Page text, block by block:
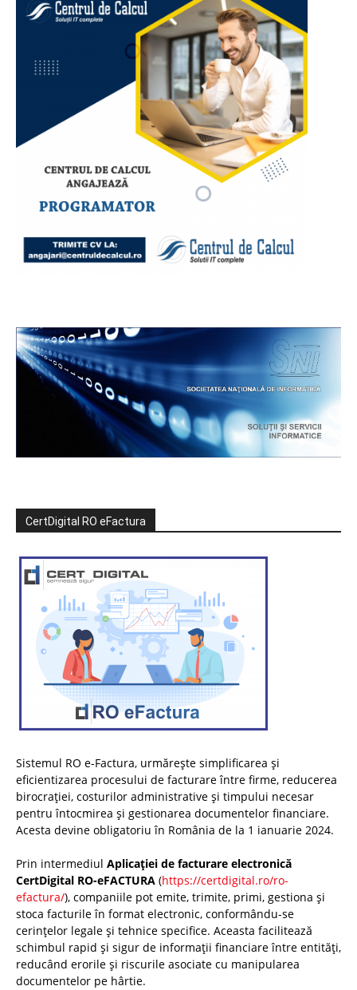
CertDigital RO eFactura
Sistemul RO e-Factura, urmărește simplificarea și
eficientizarea procesului de facturare între firme, reducerea
birocrației, costurilor administrative și timpului necesar
pentru întocmirea și gestionarea documentelor financiare.
Acesta devine obligatoriu în România de la 1 ianuarie 2024.
Prin intermediul Aplicației de facturare electronică
CertDigital RO-eFACTURA (https://certdigital.ro/ro-
efactura/), companiile pot emite, trimite, primi, gestiona și
stoca facturile în format electronic, conformându-se
cerințelor legale și tehnice specifice. Aceasta facilitează
schimbul rapid și sigur de informații financiare între entități,
reducând erorile și riscurile asociate cu manipularea
documentelor pe hârtie.